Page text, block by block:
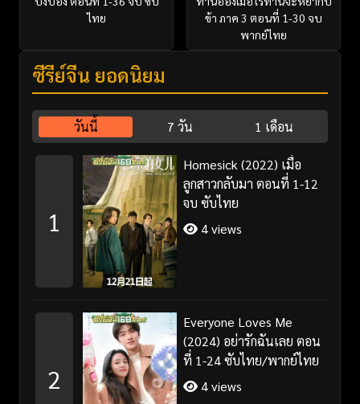
ไทย
ข้า ภาค 3 ตอนที่ 1-30 จบ
พากย์ไทย
ซีรี่ย์จีน ยอดนิยม
วันนี้ 7 วัน 1 เดือน
1
Homesick (2022) เมื่อ
ลูกสาวกลับมา ตอนที่ 1-12
จบ ซับไทย
4 views
2
Everyone Loves Me
(2024) อย่ารักฉันเลย ตอน
ที่ 1-24 ซับไทย/พากย์ไทย
4 views